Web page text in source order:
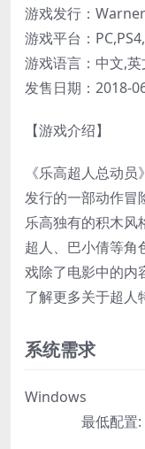
游戏发行：
游戏平台：
游戏语言：中文,英
发售日期：2018-
【游戏介绍】
《乐高超人总动
发行的一部动作冒
乐高独有的积木风
超人、巴小倩等角
戏除了电影中的内
了解更多关于超人
系统需求
Windows
最低配置: